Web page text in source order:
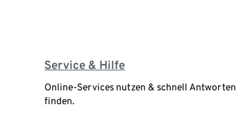
Service & Hilfe
Online-Services nutzen & schnell Antworten
finden.